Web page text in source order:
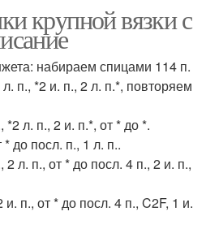
крупной вязки с
набираем спицами 114 п.
п., *2 и. п., 2 л. п.*, повторяем
*2 л. п., 2 и. п.*, от * до *.
до посл. п., 1 л. п..
2 л. п., от * до посл. 4 п., 2 и. п.,
п., от * до посл. 4 п., C2F, 1 и.